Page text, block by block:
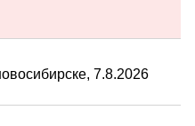
7.8.2026